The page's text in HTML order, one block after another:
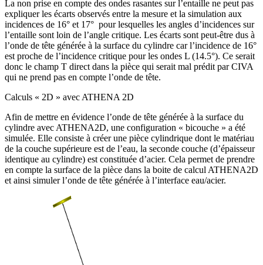
La non prise en compte des ondes rasantes sur l’entaille ne peut pas
expliquer les écarts observés entre la mesure et la simulation aux
incidences de 16° et 17° pour lesquelles les angles d’incidences sur
l’entaille sont loin de l’angle critique. Les écarts sont peut-être dus à
l’onde de tête générée à la surface du cylindre car l’incidence de 16°
est proche de l’incidence critique pour les ondes L (14.5°). Ce serait
donc le champ T direct dans la pièce qui serait mal prédit par CIVA
qui ne prend pas en compte l’onde de tête.
Calculs « 2D » avec ATHENA 2D
Afin de mettre en évidence l’onde de tête générée à la surface du
cylindre avec ATHENA2D, une configuration « bicouche » a été
simulée. Elle consiste à créer une pièce cylindrique dont le matériau
de la couche supérieure est de l’eau, la seconde couche (d’épaisseur
identique au cylindre) est constituée d’acier. Cela permet de prendre
en compte la surface de la pièce dans la boite de calcul ATHENA2D
et ainsi simuler l’onde de tête générée à l’interface eau/acier.